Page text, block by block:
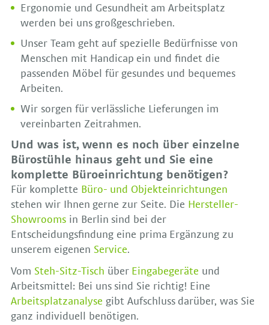
Ergonomie und Gesundheit am Arbeitsplatz
werden bei uns großgeschrieben.
Unser Team geht auf spezielle Bedürfnisse von
Menschen mit Handicap ein und findet die
passenden Möbel für gesundes und bequemes
Arbeiten.
Wir sorgen für verlässliche Lieferungen im
vereinbarten Zeitrahmen.
Und was ist, wenn es noch über einzelne
Bürostühle hinaus geht und Sie eine
komplette Büroeinrichtung benötigen?
Für komplette Büro- und Objekteinrichtungen
stehen wir Ihnen gerne zur Seite. Die Hersteller-
Showrooms in Berlin sind bei der
Entscheidungsfindung eine prima Ergänzung zu
unserem eigenen Service.
Vom Steh-Sitz-Tisch über Eingabegeräte und
Arbeitsmittel: Bei uns sind Sie richtig! Eine
Arbeitsplatzanalyse gibt Aufschluss darüber, was Sie
ganz individuell benötigen.